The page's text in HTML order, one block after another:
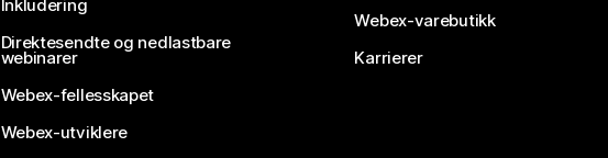
Inkludering
Direktesendte og nedlastbare
webinarer
Webex-fellesskapet
Webex-utviklere
Webex-varebutikk
Karrierer